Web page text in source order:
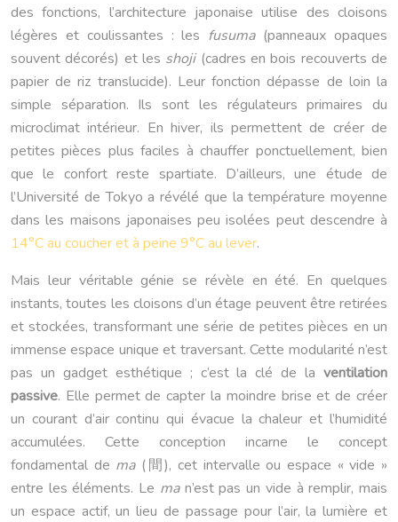
des fonctions, l’architecture japonaise utilise des cloisons
légères et coulissantes : les fusuma(panneaux opaques
souvent décorés) et les shoji(cadres en bois recouverts de
papier de riz translucide). Leur fonction dépasse de loin la
simple séparation. Ils sont les régulateurs primaires du
microclimat intérieur. En hiver, ils permettent de créer de
petites pièces plus faciles à chauffer ponctuellement, bien
que le confort reste spartiate. D’ailleurs, une étude de
l’Université de Tokyo a révélé que la température moyenne
dans les maisons japonaises peu isolées peut descendre à
14°C au coucher et à peine 9°C au lever.
Mais leur véritable génie se révèle en été. En quelques
instants, toutes les cloisons d’un étage peuvent être retirées
et stockées, transformant une série de petites pièces en un
immense espace unique et traversant. Cette modularité n’est
pas un gadget esthétique ; c’est la clé de la ventilation
passive. Elle permet de capter la moindre brise et de créer
un courant d’air continu qui évacue la chaleur et l’humidité
accumulées. Cette conception incarne le concept
fondamental de ma(間), cet intervalle ou espace « vide »
entre les éléments. Le man’est pas un vide à remplir, mais
un espace actif, un lieu de passage pour l’air, la lumière et